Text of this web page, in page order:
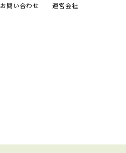
お問い合わせ 運営会社